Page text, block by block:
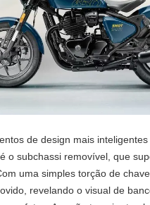
de design mais
o subchassi removível, que
uma simples torção de
revelando o visual de